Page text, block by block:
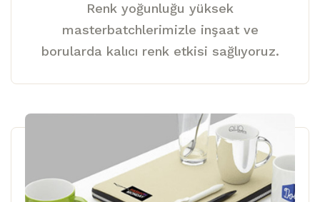
Renk yoğunluğu yüksek
masterbatchlerimizle inşaat ve
borularda kalıcı renk etkisi sağlıyoruz.